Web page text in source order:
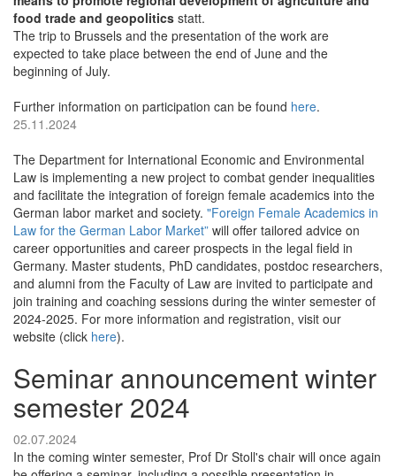
food trade and geopolitics statt.
The trip to Brussels and the presentation of the work are
expected to take place between the end of June and the
beginning of July.
Further information on participation can be found here.
25.11.2024
The Department for International Economic and Environmental
Law is implementing a new project to combat gender inequalities
and facilitate the integration of foreign female academics into the
German labor market and society. "Foreign Female Academics in
Law for the German Labor Market” will offer tailored advice on
career opportunities and career prospects in the legal field in
Germany. Master students, PhD candidates, postdoc researchers,
and alumni from the Faculty of Law are invited to participate and
join training and coaching sessions during the winter semester of
2024-2025. For more information and registration, visit our
website (click here).
Seminar announcement winter
semester 2024
02.07.2024
In the coming winter semester, Prof Dr Stoll's chair will once again